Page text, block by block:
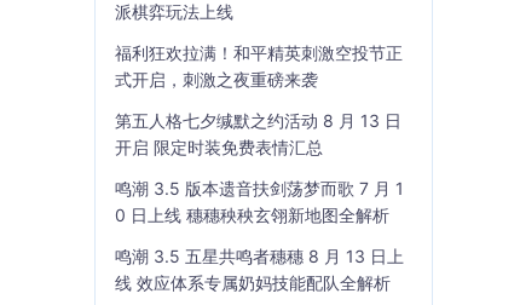
派棋弈玩法上线
福利狂欢拉满！和平精英刺激空投节正
式开启，刺激之夜重磅来袭
第五人格七夕缄默之约活动 8 月 13 日
开启 限定时装免费表情汇总
鸣潮 3.5 版本遗音扶剑荡梦而歌 7 月 1
0 日上线 穗穗秧秧玄翎新地图全解析
鸣潮 3.5 五星共鸣者穗穗 8 月 13 日上
线 效应体系专属奶妈技能配队全解析